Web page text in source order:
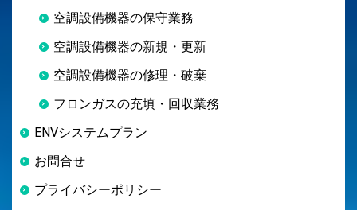
空調設備機器の保守業務
空調設備機器の新規・更新
空調設備機器の修理・破棄
フロンガスの充填・回収業務
ENVシステムプラン
お問合せ
プライバシーポリシー